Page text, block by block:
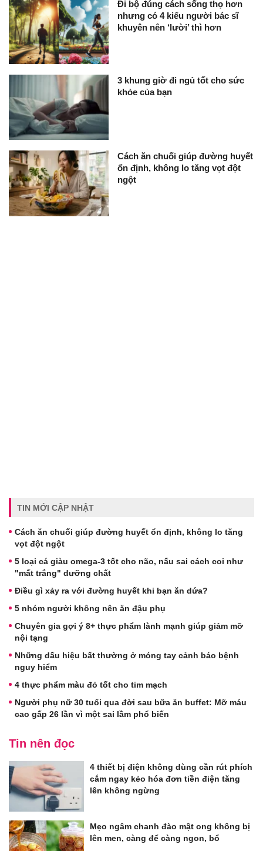
Đi bộ đúng cách sống thọ hơn
nhưng có 4 kiểu người bác sĩ
khuyên nên ‘lười’ thì hơn
3 khung giờ đi ngủ tốt cho sức
khỏe của bạn
Cách ăn chuối giúp đường huyết
ổn định, không lo tăng vọt đột
ngột
TIN MỚI CẬP NHẬT
Cách ăn chuối giúp đường huyết ổn định, không lo tăng
vọt đột ngột
5 loại cá giàu omega-3 tốt cho não, nấu sai cách coi như
"mất trắng" dưỡng chất
Điều gì xảy ra với đường huyết khi bạn ăn dứa?
5 nhóm người không nên ăn đậu phụ
Chuyên gia gợi ý 8+ thực phẩm lành mạnh giúp giảm mỡ
nội tạng
Những dấu hiệu bất thường ở móng tay cảnh báo bệnh
nguy hiểm
4 thực phẩm màu đỏ tốt cho tim mạch
Người phụ nữ 30 tuổi qua đời sau bữa ăn buffet: Mỡ máu
cao gấp 26 lần vì một sai lầm phổ biến
Tin nên đọc
4 thiết bị điện không dùng cần rút phích
cắm ngay kẻo hóa đơn tiền điện tăng
lên không ngừng
Mẹo ngâm chanh đào mật ong không bị
lên men, càng để càng ngon, bổ